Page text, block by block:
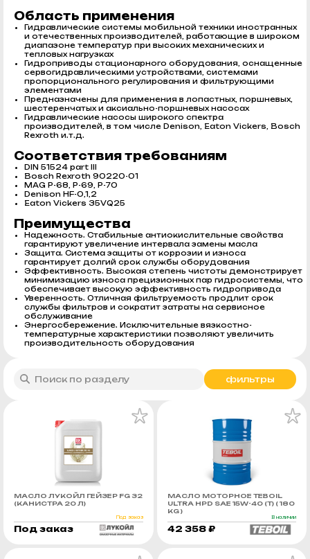
Область применения
Гидравлические системы мобильной техники иностранных
и отечественных производителей, работающие в широком
диапазоне температур при высоких механических и
тепловых нагрузках
Гидроприводы стационарного оборудования, оснащенные
сервогидравлическими устройствами, системами
пропорционального регулирования и фильтрующими
элементами
Предназначены для применения в лопастных, поршневых,
шестеренчатых и аксиально-поршневых насосах
Гидравлические насосы широкого спектра
производителей, в том числе Denison, Eaton Vickers, Bosch
Rexroth и.т.д.
Соответствия требованиям
DIN 51524 part III
Bosch Rexroth 90220-01
MAG P-68, P-69, P-70
Denison HF-0,1,2
Eaton Vickers 35VQ25
Преимущества
Надежность. Стабильные антиокислительные свойства
гарантируют увеличение интервала замены масла
Защита. Система защиты от коррозии и износа
гарантирует долгий срок службы оборудования
Эффективность. Высокая степень чистоты демонстрирует
минимизацию износа прецизионных пар гидросистемы, что
обеспечивает высокую эффективность гидропривода
Уверенность. Отличная фильтруемость продлит срок
службы фильтров и сократит затраты на сервисное
обслуживание
Энергосбережение. Исключительные вязкостно-
температурные характеристики позволяют увеличить
производительность оборудования
фильтры
МАСЛО ЛУКОЙЛ ГЕЙЗЕР FG 32
(КАНИСТРА 20 Л)
Под заказ
Под заказ
МАСЛО МОТОРНОЕ TEBOIL
ULTRA HPD SAE 15W-40 (Т) ( 180
KG )
В наличии
42 358 ₽